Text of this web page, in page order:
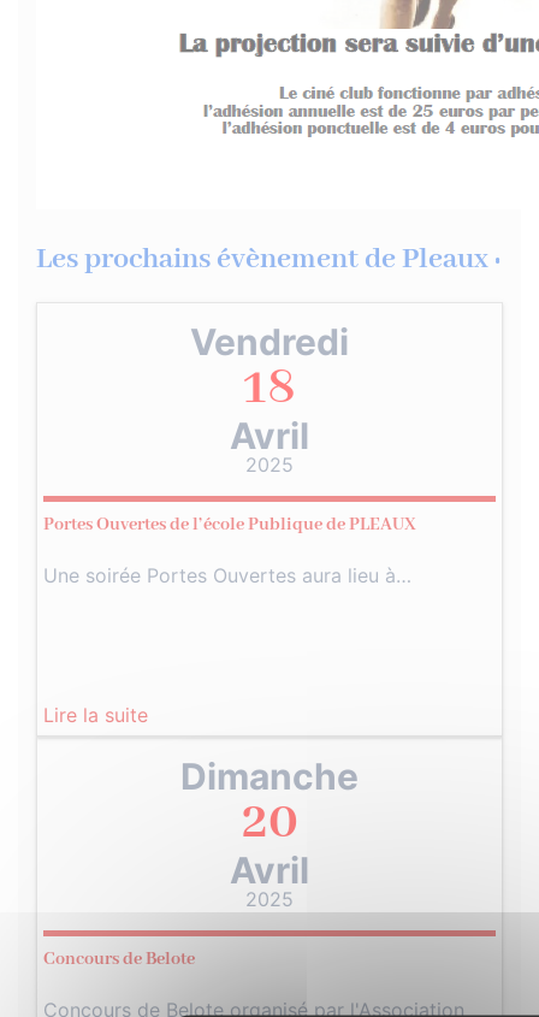
Les prochains évènement de Pleaux :
Vendredi
18
Avril
2025
Portes Ouvertes de l’école Publique de PLEAUX
Une soirée Portes Ouvertes aura lieu à…
Lire la suite
Dimanche
20
Avril
2025
Concours de Belote
Concours de Belote organisé par l'Association